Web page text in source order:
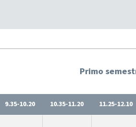
Primo
9.35-10.20 10.35-11.20 11.25-12.10